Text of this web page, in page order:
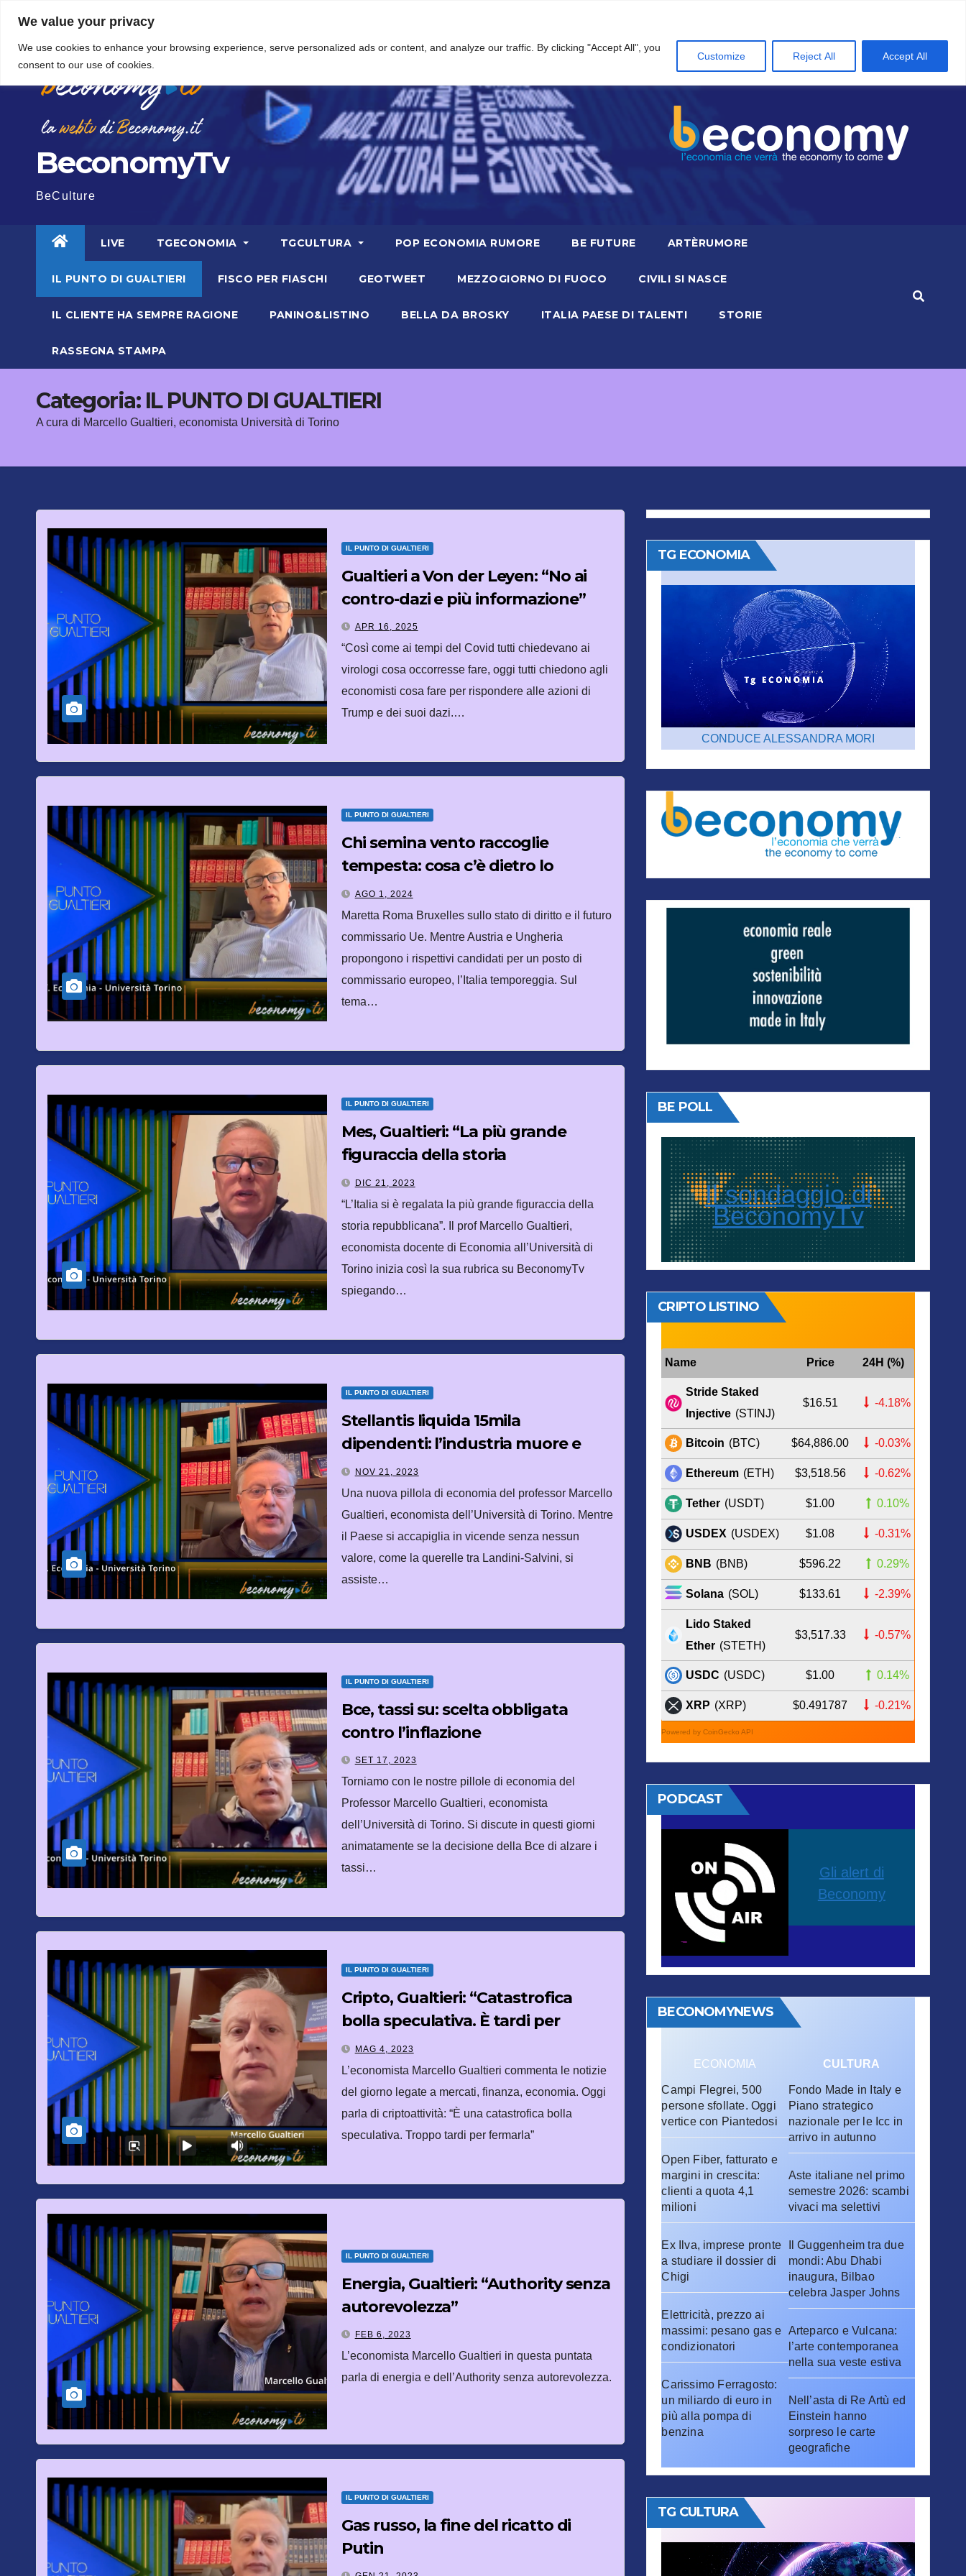
We value your privacy
We use cookies to enhance your browsing experience, serve personalized ads or content, and analyze our traffic. By clicking "Accept All", you
consent to our use of cookies.
Customize Reject All Accept All
contenuto
5 Agosto 2026 8:13
BeconomyTv
BeCulture
LIVE TGECONOMIA TGCULTURA POP ECONOMIA RUMORE BE FUTURE ARTÈRUMORE
IL PUNTO DI GUALTIERI FISCO PER FIASCHI GEOTWEET MEZZOGIORNO DI FUOCO CIVILI SI NASCE
IL CLIENTE HA SEMPRE RAGIONE PANINO&LISTINO BELLA DA BROSKY ITALIA PAESE DI TALENTI STORIE
RASSEGNA STAMPA
Categoria: IL PUNTO DI GUALTIERI
A cura di Marcello Gualtieri, economista Università di Torino
IL PUNTO DI GUALTIERI
Gualtieri a Von der Leyen: “No ai
contro-dazi e più informazione”
APR 16, 2025
“Così come ai tempi del Covid tutti chiedevano ai
virologi cosa occorresse fare, oggi tutti chiedono agli
economisti cosa fare per rispondere alle azioni di
Trump e dei suoi dazi.…
IL PUNTO DI GUALTIERI
Chi semina vento raccoglie
tempesta: cosa c’è dietro lo
scontro Roma-Bruxelles
AGO 1, 2024
Maretta Roma Bruxelles sullo stato di diritto e il futuro
commissario Ue. Mentre Austria e Ungheria
propongono i rispettivi candidati per un posto di
commissario europeo, l’Italia temporeggia. Sul
tema…
IL PUNTO DI GUALTIERI
Mes, Gualtieri: “La più grande
figuraccia della storia
repubblicana”
DIC 21, 2023
“L’Italia si è regalata la più grande figuraccia della
storia repubblicana”. Il prof Marcello Gualtieri,
economista docente di Economia all’Università di
Torino inizia così la sua rubrica su BeconomyTv
spiegando…
IL PUNTO DI GUALTIERI
Stellantis liquida 15mila
dipendenti: l’industria muore e
nessuno fiata
NOV 21, 2023
Una nuova pillola di economia del professor Marcello
Gualtieri, economista dell’Università di Torino. Mentre
il Paese si accapiglia in vicende senza nessun
valore, come la querelle tra Landini-Salvini, si
assiste…
IL PUNTO DI GUALTIERI
Bce, tassi su: scelta obbligata
contro l’inflazione
SET 17, 2023
Torniamo con le nostre pillole di economia del
Professor Marcello Gualtieri, economista
dell’Università di Torino. Si discute in questi giorni
animatamente se la decisione della Bce di alzare i
tassi…
IL PUNTO DI GUALTIERI
Cripto, Gualtieri: “Catastrofica
bolla speculativa. È tardi per
fermarla”
MAG 4, 2023
L’economista Marcello Gualtieri commenta le notizie
del giorno legate a mercati, finanza, economia. Oggi
parla di criptoattività: “È una catastrofica bolla
speculativa. Troppo tardi per fermarla”
IL PUNTO DI GUALTIERI
Energia, Gualtieri: “Authority senza
autorevolezza”
FEB 6, 2023
L’economista Marcello Gualtieri in questa puntata
parla di energia e dell’Authority senza autorevolezza.
IL PUNTO DI GUALTIERI
Gas russo, la fine del ricatto di
Putin
TG ECONOMIA
CONDUCE ALESSANDRA MORI
BE POLL
Il sondaggio di
BeconomyTv
CRIPTO LISTINO
Name Price 24H (%)
Stride Staked
Injective (STINJ)
$16.51 -4.18%
Bitcoin (BTC) $64,886.00 -0.03%
Ethereum (ETH) $3,518.56 -0.62%
Tether (USDT) $1.00 0.10%
USDEX (USDEX) $1.08 -0.31%
BNB (BNB) $596.22 0.29%
Solana (SOL) $133.61 -2.39%
Lido Staked
Ether (STETH)
$3,517.33 -0.57%
USDC (USDC) $1.00 0.14%
XRP (XRP) $0.491787 -0.21%
Powered by CoinGecko API
PODCAST
Gli alert di
Beconomy
BECONOMYNEWS
ECONOMIA
Campi Flegrei, 500
persone sfollate. Oggi
vertice con Piantedosi
Open Fiber, fatturato e
margini in crescita:
clienti a quota 4,1
milioni
Ex Ilva, imprese pronte
a studiare il dossier di
Chigi
Elettricità, prezzo ai
massimi: pesano gas e
condizionatori
Carissimo Ferragosto:
un miliardo di euro in
più alla pompa di
benzina
CULTURA
Fondo Made in Italy e
Piano strategico
nazionale per le Icc in
arrivo in autunno
Aste italiane nel primo
semestre 2026: scambi
vivaci ma selettivi
Il Guggenheim tra due
mondi: Abu Dhabi
inaugura, Bilbao
celebra Jasper Johns
Arteparco e Vulcana:
l’arte contemporanea
nella sua veste estiva
Nell’asta di Re Artù ed
Einstein hanno
sorpreso le carte
geografiche
TG CULTURA